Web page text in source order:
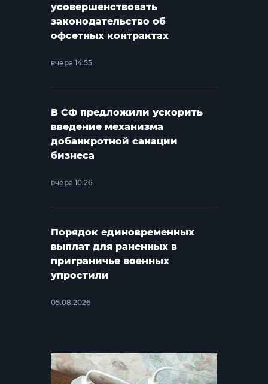
усовершенствовать
законодательство об
офсетных контрактах
вчера 14:55
В СФ предложили ускорить
введение механизма
добанкротной санации
бизнеса
вчера 10:26
Порядок единовременных
выплат для раненных в
приграничье военных
упростили
05.08.2026